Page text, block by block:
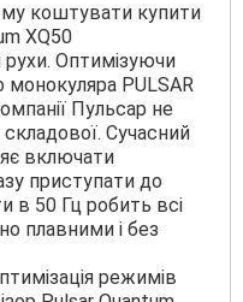
коштувати купити
XQ50
рухи. Оптимізуючи
PULSAR
Пульсар не
Сучасний
включати
приступати до
в 50 Гц робить всі
плавними і без
режимів